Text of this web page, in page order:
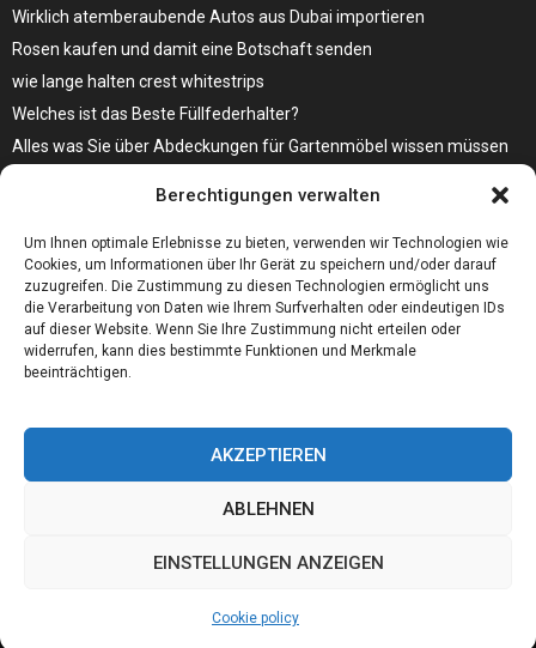
Berechtigungen verwalten
Um Ihnen optimale Erlebnisse zu bieten, verwenden wir Technologien wie
Cookies, um Informationen über Ihr Gerät zu speichern und/oder darauf
zuzugreifen. Die Zustimmung zu diesen Technologien ermöglicht uns
die Verarbeitung von Daten wie Ihrem Surfverhalten oder eindeutigen IDs
auf dieser Website. Wenn Sie Ihre Zustimmung nicht erteilen oder
widerrufen, kann dies bestimmte Funktionen und Merkmale
beeinträchtigen.
AKZEPTIEREN
ABLEHNEN
EINSTELLUNGEN ANZEIGEN
Cookie policy
Wirklich atemberaubende Autos aus Dubai importieren
Rosen kaufen und damit eine Botschaft senden
wie lange halten crest whitestrips
Welches ist das Beste Füllfederhalter?
Alles was Sie über Abdeckungen für Gartenmöbel wissen müssen
Bare Metal Server?
Contact